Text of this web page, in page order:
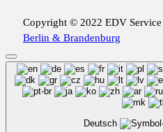
Copyright © 2022 EDV
Berlin & Brandenburg
Deutsch